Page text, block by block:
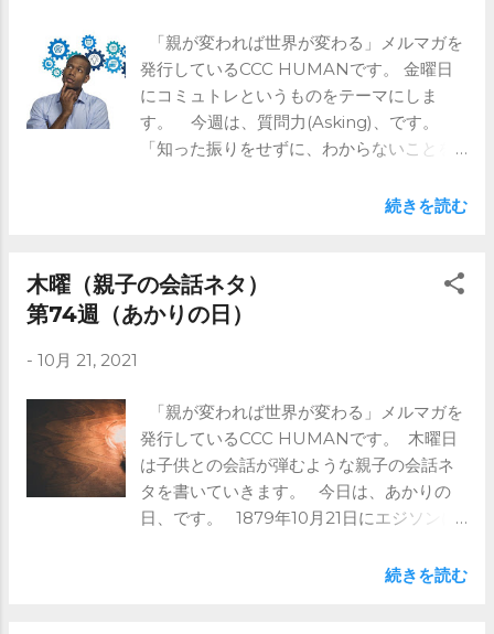
human.com/mail-magazine
「親が変われば世界が変わる」メルマガを
発行しているCCC HUMANです。 金曜日
にコミュトレというものをテーマにしま
す。 今週は、質問力(Asking)、です。
「知った振りをせずに、わからないことを
なイメージを手伝ってあげる、です。 子
「大丈夫！」「ないよ！」 元気よく返って
きたけど、 でもやっぱりわかってなさそう
だな、 と思うことはないでしょうか？ 事
ルマガで ※ブログではメルマガの前半部分
のみ記載しています。 全文は是非メルマ
ガをご登録ください。 https://www.ccc-
human.com/mail-magazine
続きを読む
木曜（親子の会話ネタ）
第74週（あかりの日）
- 10月 21, 2021
「親が変われば世界が変わる」メルマガを
発行しているCCC HUMANです。 木曜日
は子供との会話が弾むような親子の会話ネ
タを書いていきます。 今日は、あかりの
日、です。 1879年10月21日にエジソンに
時間点灯したそうです。 「あかりの日」
続きを読む